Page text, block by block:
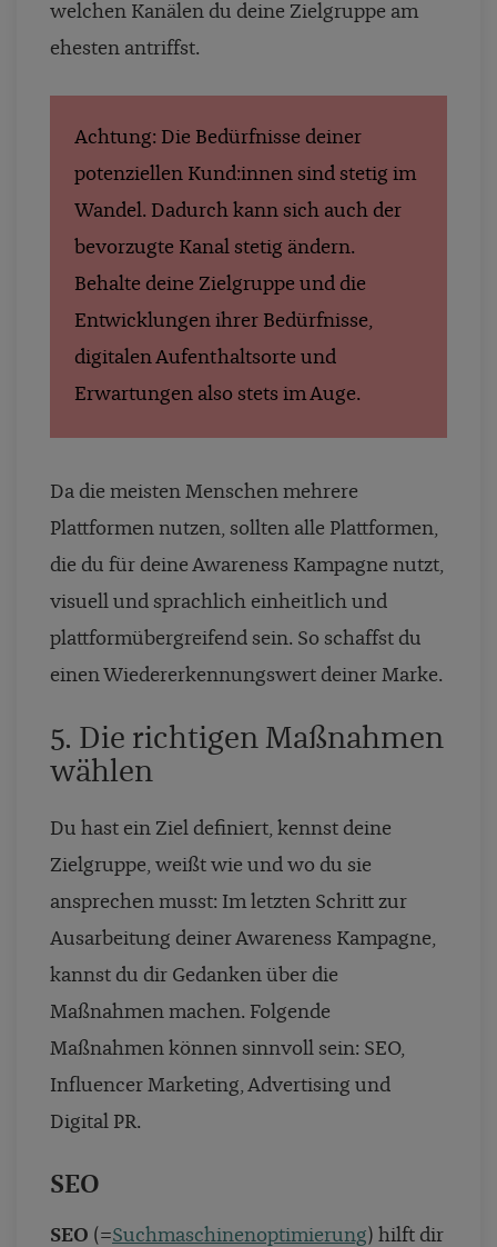
welchen Kanälen du deine Zielgruppe am
ehesten antriffst.
Achtung: Die Bedürfnisse deiner
potenziellen Kund:innen sind stetig im
Wandel. Dadurch kann sich auch der
bevorzugte Kanal stetig ändern.
Behalte deine Zielgruppe und die
Entwicklungen ihrer Bedürfnisse,
digitalen Aufenthaltsorte und
Erwartungen also stets im Auge.
Da die meisten Menschen mehrere
Plattformen nutzen, sollten alle Plattformen,
die du für deine Awareness Kampagne nutzt,
visuell und sprachlich einheitlich und
plattformübergreifend sein. So schaffst du
einen Wiedererkennungswert deiner Marke.
5. Die richtigen Maßnahmen
wählen
Du hast ein Ziel definiert, kennst deine
Zielgruppe, weißt wie und wo du sie
ansprechen musst: Im letzten Schritt zur
Ausarbeitung deiner Awareness Kampagne,
kannst du dir Gedanken über die
Maßnahmen machen. Folgende
Maßnahmen können sinnvoll sein: SEO,
Influencer Marketing, Advertising und
Digital PR.
SEO
SEO (=Suchmaschinenoptimierung) hilft dir